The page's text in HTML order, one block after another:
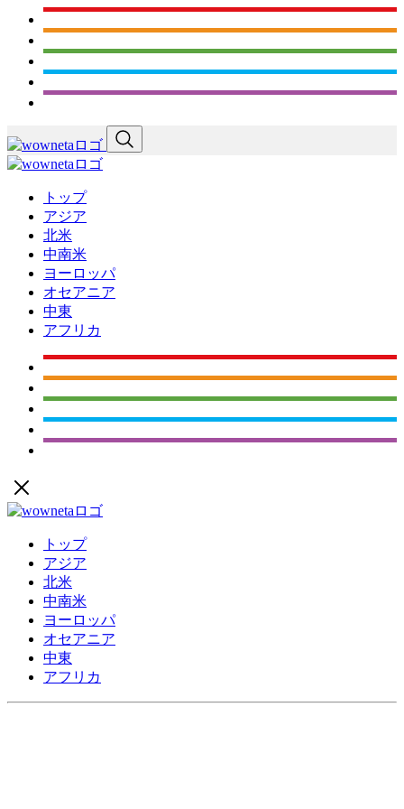
トップ
アジア
北米
中南米
ヨーロッパ
オセアニア
中東
アフリカ
トップ
アジア
北米
中南米
ヨーロッパ
オセアニア
中東
アフリカ